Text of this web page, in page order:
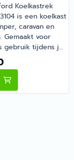
Koelkastrek
is een koelkast
caravan en
Gemaakt voor
gebruik tijdens je
en weekendtrips.
Recreatie,
in camper- en
vind je
voor